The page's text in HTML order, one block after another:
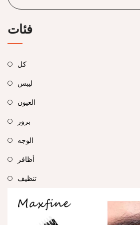
فئات
كل
ليبس
العيون
بروز
الوجه
أظافر
تنظيف